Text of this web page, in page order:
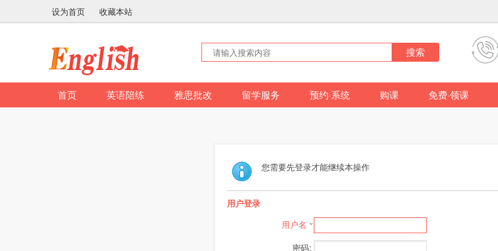
设为首页 收藏本站
搜索
首页 英语陪练 雅思批改 留学服务 预约·系统 购课 免费·领课
您需要先登录才能继续本操作
用户登录
用户名
密码: